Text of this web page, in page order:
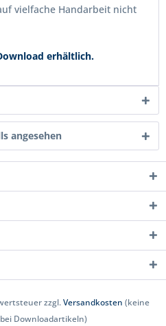
vielfache Handarbeit nicht
erhältlich.
angesehen
zzgl.Versandkosten (keine
Downloadartikeln)